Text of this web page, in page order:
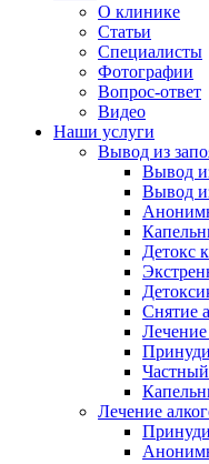
О клинике
Статьи
Специалисты
Фотографии
Вопрос-ответ
Видео
Наши услуги
Вывод из
Вывод
Вывод
Детокс
Снятие
Лечение
Лечение